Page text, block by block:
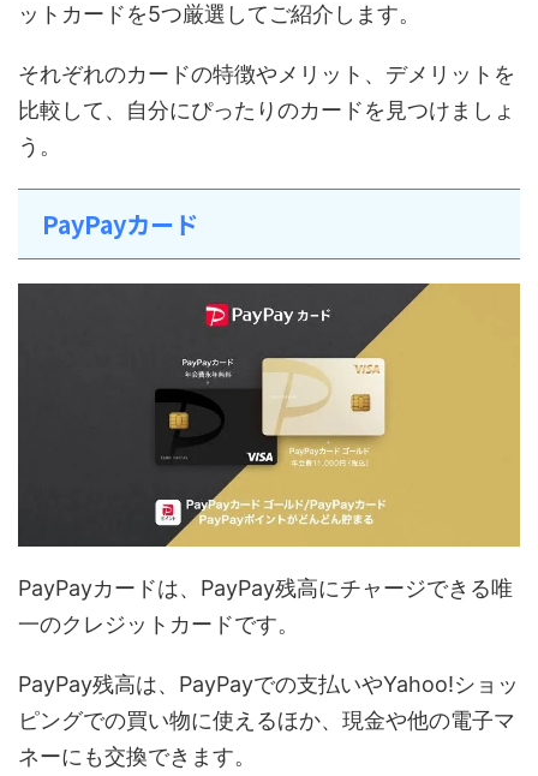
ットカードを5つ厳選してご紹介します。
それぞれのカードの特徴やメリット、デメリットを
比較して、自分にぴったりのカードを見つけましょ
う。
PayPayカード
PayPayカードは、PayPay残高にチャージできる唯
一のクレジットカードです。
PayPay残高は、PayPayでの支払いやYahoo!ショッ
ピングでの買い物に使えるほか、現金や他の電子マ
ネーにも交換できます。